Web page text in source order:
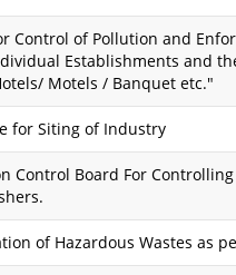
Control of Pollution and
Establishments and
Motels / Banquet etc."
for Siting of Industry
Control Board For Controlling
of Hazardous Wastes as